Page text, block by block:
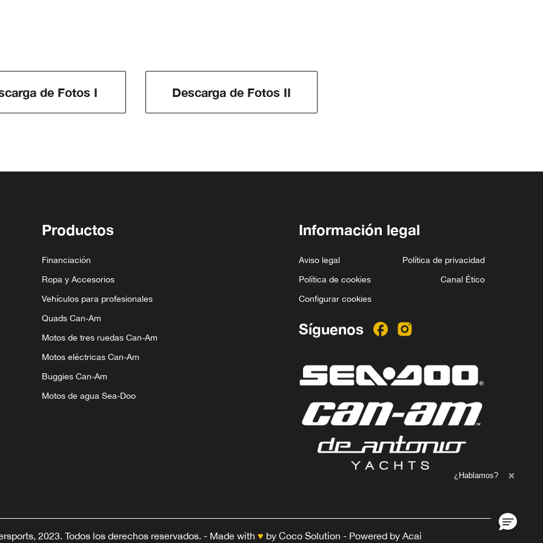
de Fotos I Descarga de Fotos II
Productos
Financiación
Ropa y Accesorios
Vehículos para profesionales
Quads Can-Am
Motos de tres ruedas Can-Am
Motos eléctricas Can-Am
Buggies Can-Am
Motos de agua Sea-Doo
Información legal
Aviso legal
Política de privacidad
Política de cookies
Canal Ético
Configurar cookies
Síguenos
2023. Todos los derechos reservados. - Made with ♥ by Coco Solution - Powered by Acai
¿Hablamos?
Ampliar el texto
Cerrar